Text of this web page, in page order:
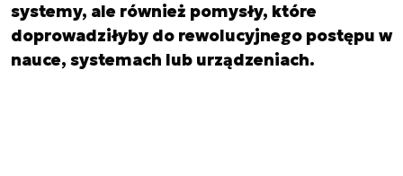
systemy, ale również pomysły, które
doprowadziłyby do rewolucyjnego postępu w
nauce, systemach lub urządzeniach.